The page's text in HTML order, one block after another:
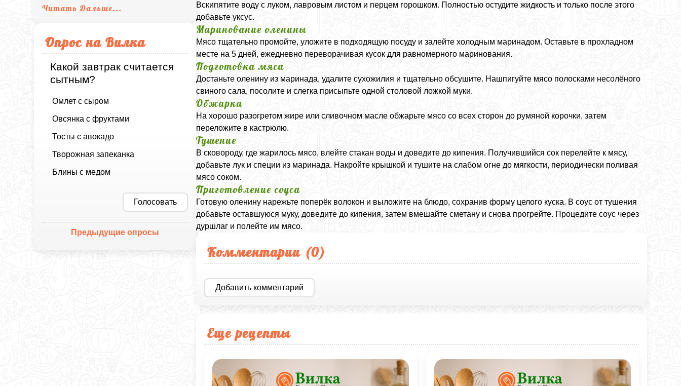
Читать Дальше...
Опрос на Вилка
Какой завтрак считается
сытным?
Омлет с сыром
Овсянка с фруктами
Тосты с авокадо
Творожная запеканка
Блины с медом
Голосовать
Предыдущие опросы
Вскипятите воду с луком, лавровым листом и перцем горошком. Полностью остудите жидкость и только после этого
добавьте уксус.
Маринование оленины
Мясо тщательно промойте, уложите в подходящую посуду и залейте холодным маринадом. Оставьте в прохладном
месте на 5 дней, ежедневно переворачивая кусок для равномерного маринования.
Подготовка мяса
Достаньте оленину из маринада, удалите сухожилия и тщательно обсушите. Нашпигуйте мясо полосками несолёного
свиного сала, посолите и слегка присыпьте одной столовой ложкой муки.
Обжарка
На хорошо разогретом жире или сливочном масле обжарьте мясо со всех сторон до румяной корочки, затем
переложите в кастрюлю.
Тушение
В сковороду, где жарилось мясо, влейте стакан воды и доведите до кипения. Получившийся сок перелейте к мясу,
добавьте лук и специи из маринада. Накройте крышкой и тушите на слабом огне до мягкости, периодически поливая
мясо соком.
Приготовление соуса
Готовую оленину нарежьте поперёк волокон и выложите на блюдо, сохранив форму целого куска. В соус от тушения
добавьте оставшуюся муку, доведите до кипения, затем вмешайте сметану и снова прогрейте. Процедите соус через
дуршлаг и полейте им мясо.
Комментарии (0)
Добавить комментарий
Еще рецепты